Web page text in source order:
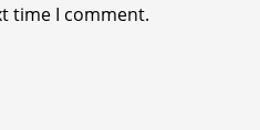
time I comment.